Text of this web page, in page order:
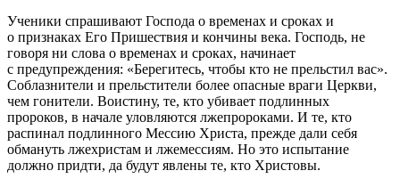
Ученики спрашивают Господа о временах и сроках и
о признаках Его Пришествия и кончины века. Господь, не
говоря ни слова о временах и сроках, начинает
с предупреждения: «Берегитесь, чтобы кто не прельстил вас».
Соблазнители и прельстители более опасные враги Церкви,
чем гонители. Воистину, те, кто убивает подлинных
пророков, в начале уловляются лжепророками. И те, кто
распинал подлинного Мессию Христа, прежде дали себя
обмануть лжехристам и лжемессиям. Но это испытание
должно придти, да будут явлены те, кто Христовы.